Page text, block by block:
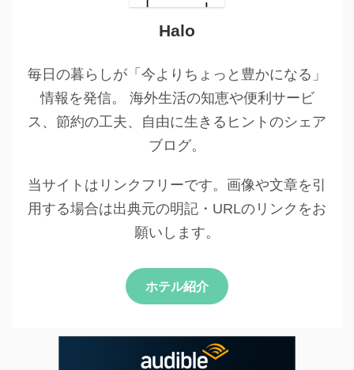
Halo
毎日の暮らしが「今よりちょっと豊かになる」
情報を発信。 海外生活の知恵や便利サービ
ス、節約の工夫、自由に生きるヒントのシェア
ブログ。
当サイトはリンクフリーです。画像や文章を引
用する場合は出典元の明記・URLのリンクをお
願いします。
ホテル紹介